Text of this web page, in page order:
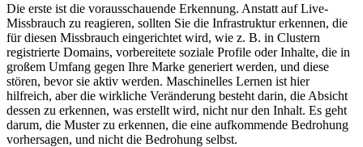
Die erste ist die vorausschauende Erkennung. Anstatt auf Live-
Missbrauch zu reagieren, sollten Sie die Infrastruktur erkennen, die
für diesen Missbrauch eingerichtet wird, wie z. B. in Clustern
registrierte Domains, vorbereitete soziale Profile oder Inhalte, die in
großem Umfang gegen Ihre Marke generiert werden, und diese
stören, bevor sie aktiv werden. Maschinelles Lernen ist hier
hilfreich, aber die wirkliche Veränderung besteht darin, die Absicht
dessen zu erkennen, was erstellt wird, nicht nur den Inhalt. Es geht
darum, die Muster zu erkennen, die eine aufkommende Bedrohung
vorhersagen, und nicht die Bedrohung selbst.